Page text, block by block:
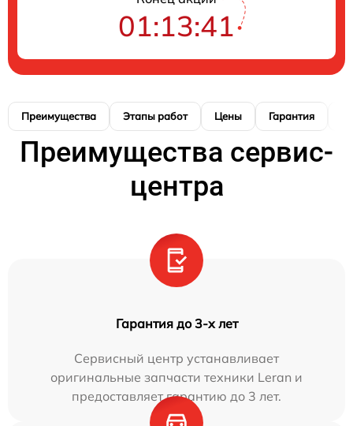
01:13:40
Преимущества Этапы работ Цены Гарантия
Преимущества сервис-
центра
Гарантия до 3-х лет
Сервисный центр устанавливает
оригинальные запчасти техники Leran и
предоставляет гарантию до 3 лет.